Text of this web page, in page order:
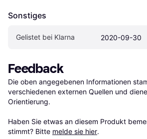
Sonstiges
Gelistet bei Klarna 2020-09-30
Feedback
Die oben angegebenen Informationen
verschiedenen externen Quellen und
Orientierung.
Haben Sie etwas an diesem Produkt
stimmt? Bitte melde sie hier.